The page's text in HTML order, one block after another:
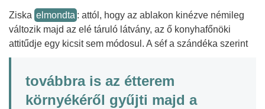
Ziska elmondta : attól, hogy az ablakon kinézve némileg
változik majd az elé táruló látvány, az ő konyhafőnöki
attitűdje egy kicsit sem módosul. A séf a szándéka szerint
továbbra is az étterem
környékéről gyűjti majd a